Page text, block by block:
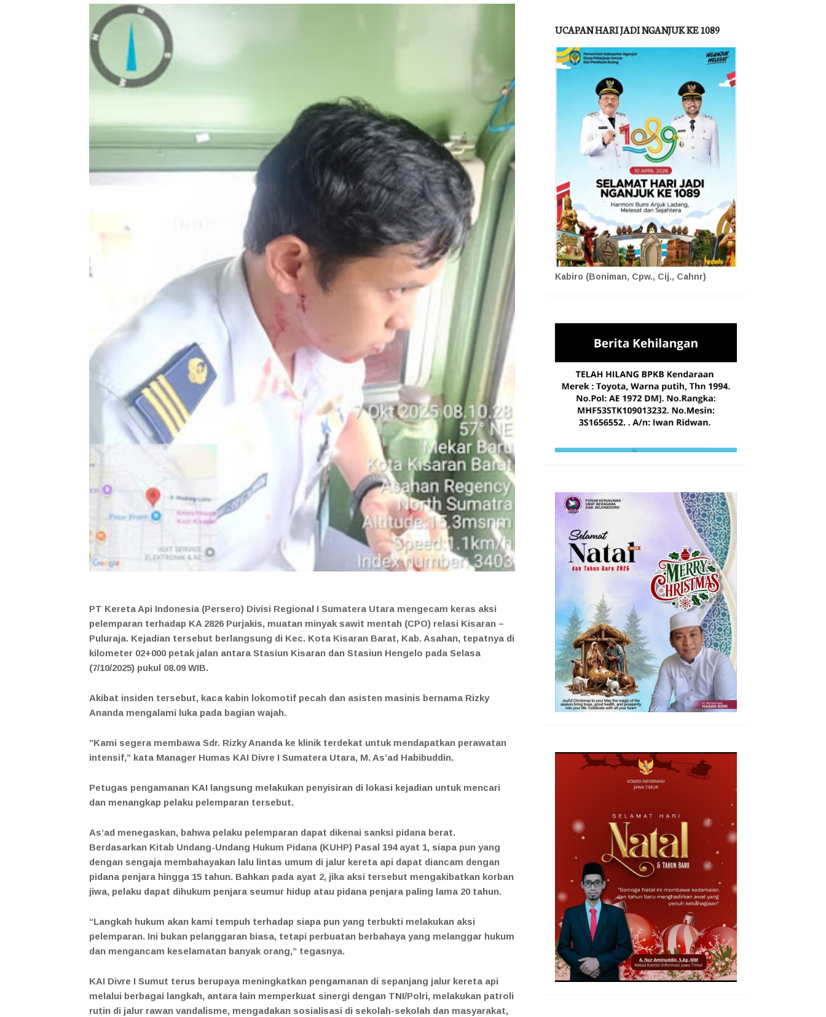
PT Kereta Api Indonesia (Persero) Divisi Regional I Sumatera Utara mengecam keras aksi
pelemparan terhadap KA 2826 Purjakis, muatan minyak sawit mentah (CPO) relasi Kisaran –
Puluraja. Kejadian tersebut berlangsung di Kec. Kota Kisaran Barat, Kab. Asahan, tepatnya di
kilometer 02+000 petak jalan antara Stasiun Kisaran dan Stasiun Hengelo pada Selasa
(7/10/2025) pukul 08.09 WIB.
Akibat insiden tersebut, kaca kabin lokomotif pecah dan asisten masinis bernama Rizky
Ananda mengalami luka pada bagian wajah.
”Kami segera membawa Sdr. Rizky Ananda ke klinik terdekat untuk mendapatkan perawatan
intensif,” kata Manager Humas KAI Divre I Sumatera Utara, M. As’ad Habibuddin.
Petugas pengamanan KAI langsung melakukan penyisiran di lokasi kejadian untuk mencari
dan menangkap pelaku pelemparan tersebut.
As’ad menegaskan, bahwa pelaku pelemparan dapat dikenai sanksi pidana berat.
Berdasarkan Kitab Undang-Undang Hukum Pidana (KUHP) Pasal 194 ayat 1, siapa pun yang
dengan sengaja membahayakan lalu lintas umum di jalur kereta api dapat diancam dengan
pidana penjara hingga 15 tahun. Bahkan pada ayat 2, jika aksi tersebut mengakibatkan korban
jiwa, pelaku dapat dihukum penjara seumur hidup atau pidana penjara paling lama 20 tahun.
“Langkah hukum akan kami tempuh terhadap siapa pun yang terbukti melakukan aksi
pelemparan. Ini bukan pelanggaran biasa, tetapi perbuatan berbahaya yang melanggar hukum
dan mengancam keselamatan banyak orang,” tegasnya.
KAI Divre I Sumut terus berupaya meningkatkan pengamanan di sepanjang jalur kereta api
melalui berbagai langkah, antara lain memperkuat sinergi dengan TNI/Polri, melakukan patroli
rutin di jalur rawan vandalisme, mengadakan sosialisasi di sekolah-sekolah dan masyarakat,
UCAPAN HARI JADI NGANJUK KE 1089
Kabiro (Boniman, Cpw., Cij., Cahnr)